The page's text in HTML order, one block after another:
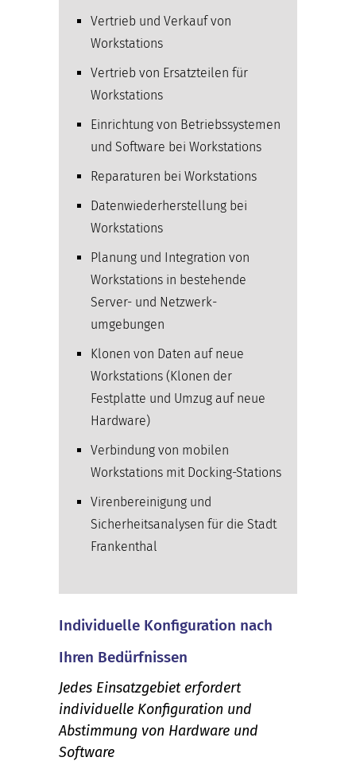
Vertrieb und Verkauf von
Workstations
Vertrieb von Ersatzteilen für
Workstations
Einrichtung von Betriebssystemen
und Software bei Workstations
Reparaturen bei Workstations
Datenwiederherstellung bei
Workstations
Planung und Integration von
Workstations in bestehende
Server- und Netzwerk­
umgebungen
Klonen von Daten auf neue
Workstations (Klonen der
Festplatte und Umzug auf neue
Hardware)
Verbindung von mobilen
Workstations mit Docking-Stations
Virenbereinigung und
Sicherheitsanalysen für die Stadt
Frankenthal
Individuelle Konfiguration nach
Ihren Bedürfnissen
Jedes Einsatzgebiet erfordert
individuelle Konfiguration und
Abstimmung von Hardware und
Software